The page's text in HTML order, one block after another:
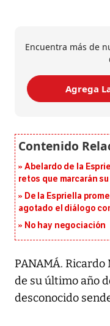
Encuentra más de
Agrega
Abelardo de la
retos que marcarán
De la Espriella
agotado el diálogo
No hay negociación
PANAMÁ.
de su último año
desconocido